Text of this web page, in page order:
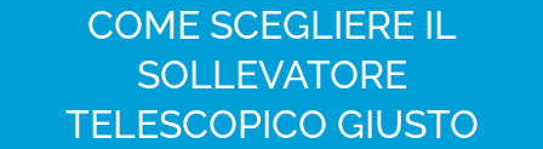
COME SCEGLIERE IL
SOLLEVATORE
TELESCOPICO GIUSTO